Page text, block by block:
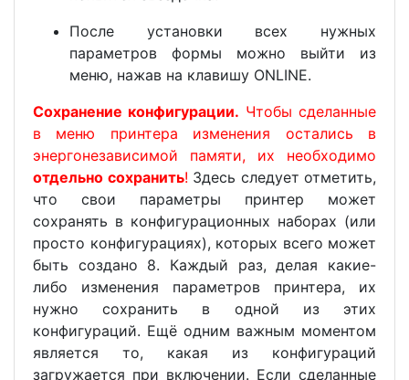
После установки всех нужных
параметров формы можно выйти из
меню, нажав на клавишу ONLINE.
Сохранение конфигурации. Чтобы сделанные
в меню принтера изменения остались в
энергонезависимой памяти, их необходимо
отдельно сохранить! Здесь следует отметить,
что свои параметры принтер может
сохранять в конфигурационных наборах (или
просто конфигурациях), которых всего может
быть создано 8. Каждый раз, делая какие-
либо изменения параметров принтера, их
нужно сохранить в одной из этих
конфигураций. Ещё одним важным моментом
является то, какая из конфигураций
загружается при включении. Если сделанные